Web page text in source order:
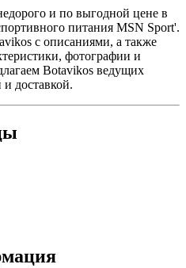
и по выгодной цене в
питания MSN Sport'.
с описаниями, а также
фотографии и
Botavikos ведущих
доставкой.